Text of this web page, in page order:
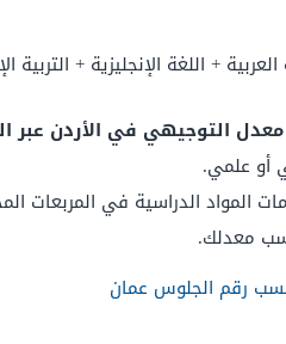
التوجيهي في الأردن عبر
أو علمي.
المواد الدراسية في المربعات
معدلك.
رقم الجلوس عمان